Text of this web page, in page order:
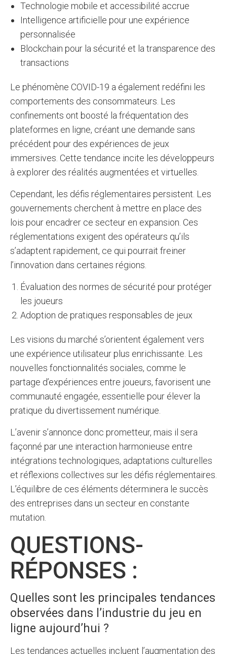
Technologie mobile et accessibilité accrue
Intelligence artificielle pour une expérience
personnalisée
Blockchain pour la sécurité et la transparence des
transactions
Le phénomène COVID-19 a également redéfini les
comportements des consommateurs. Les
confinements ont boosté la fréquentation des
plateformes en ligne, créant une demande sans
précédent pour des expériences de jeux
immersives. Cette tendance incite les développeurs
à explorer des réalités augmentées et virtuelles.
Cependant, les défis réglementaires persistent. Les
gouvernements cherchent à mettre en place des
lois pour encadrer ce secteur en expansion. Ces
réglementations exigent des opérateurs qu’ils
s’adaptent rapidement, ce qui pourrait freiner
l’innovation dans certaines régions.
Évaluation des normes de sécurité pour protéger
les joueurs
Adoption de pratiques responsables de jeux
Les visions du marché s’orientent également vers
une expérience utilisateur plus enrichissante. Les
nouvelles fonctionnalités sociales, comme le
partage d’expériences entre joueurs, favorisent une
communauté engagée, essentielle pour élever la
pratique du divertissement numérique.
L’avenir s’annonce donc prometteur, mais il sera
façonné par une interaction harmonieuse entre
intégrations technologiques, adaptations culturelles
et réflexions collectives sur les défis réglementaires.
L’équilibre de ces éléments déterminera le succès
des entreprises dans un secteur en constante
mutation.
QUESTIONS-
RÉPONSES :
Quelles sont les principales tendances
observées dans l’industrie du jeu en
ligne aujourd’hui ?
Les tendances actuelles incluent l’augmentation des